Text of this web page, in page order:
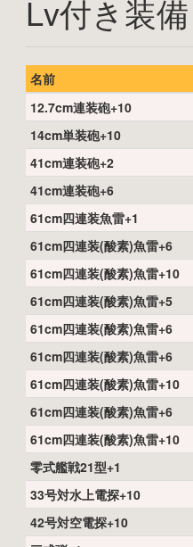
Lv付き装備
名前
12.7cm連装砲+10
14cm単装砲+10
41cm連装砲+2
41cm連装砲+6
61cm四連装魚雷+1
61cm四連装(酸素)魚雷+6
61cm四連装(酸素)魚雷+10
61cm四連装(酸素)魚雷+5
61cm四連装(酸素)魚雷+6
61cm四連装(酸素)魚雷+6
61cm四連装(酸素)魚雷+10
61cm四連装(酸素)魚雷+6
61cm四連装(酸素)魚雷+10
零式艦戦21型+1
33号対水上電探+10
42号対空電探+10